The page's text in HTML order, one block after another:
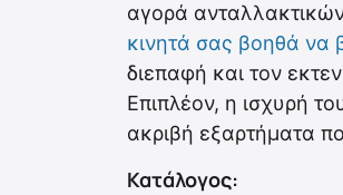
αγορά
κινητά σας βοηθά να
διεπαφή και τον
Επιπλέον, η ισχυρή
ακριβή εξαρτήματα
Κατάλογος: